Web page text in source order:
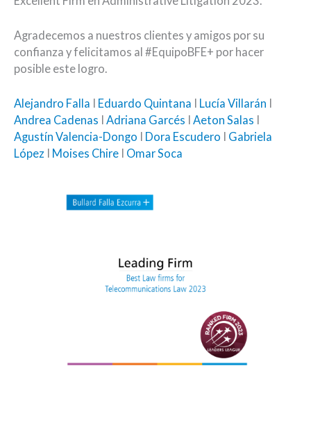
Agradecemos a nuestros clientes y amigos por su
confianza y felicitamos al #EquipoBFE+ por hacer
posible este logro.
Alejandro Falla Eduardo Quintana Lucía Villarán
Andrea Cadenas
Adriana Garcés Aeton Salas
Agustín Valencia-Dongo
Dora Escudero
Gabriela
López
Moises Chire Omar Soca